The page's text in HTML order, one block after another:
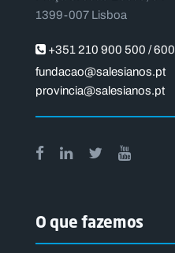
1399-007 Lisboa
+351 210 900 500 / 600
fundacao@salesianos.pt
provincia@salesianos.pt
O que fazemos